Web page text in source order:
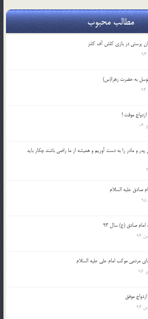
مطالب محبوب
پرستی در بازی کلش آف کلنز
به حضرت زهرا(س)
موقت !
پدر و مادر را به دست آوريم و هميشه از ما راضي باشند چكار بايد
صادق علیه السلام
صادق (ع) سال 93
موکب امام علی علیه السلام